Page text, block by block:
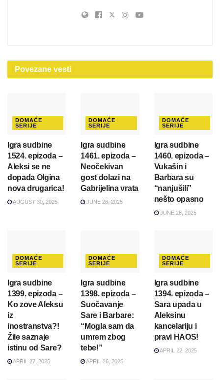
Povezane vesti
DOMAĆE
SERIJE
Igra sudbine
1524. epizoda –
Aleksi se ne
dopada Olgina
nova drugarica!
AUGUST 30, 2025
DOMAĆE
SERIJE
Igra sudbine
1461. epizoda –
Neočekivan
gost dolazi na
Gabrijelina vrata
JUNE 28, 2025
DOMAĆE
SERIJE
Igra sudbine
1460. epizoda –
Vukašin i
Barbara su
“nanjušili”
nešto opasno
JUNE 28, 2025
DOMAĆE
SERIJE
Igra sudbine
1399. epizoda –
Ko zove Aleksu
iz
inostranstva?!
Žile saznaje
istinu od Sare?
APRIL 27, 2025
DOMAĆE
SERIJE
Igra sudbine
1398. epizoda –
Suočavanje
Sare i Barbare:
“Mogla sam da
umrem zbog
tebe!”
APRIL 26, 2025
DOMAĆE
SERIJE
Igra sudbine
1394. epizoda –
Sara upada u
Aleksinu
kancelariju i
pravi HAOS!
APRIL 22, 2025